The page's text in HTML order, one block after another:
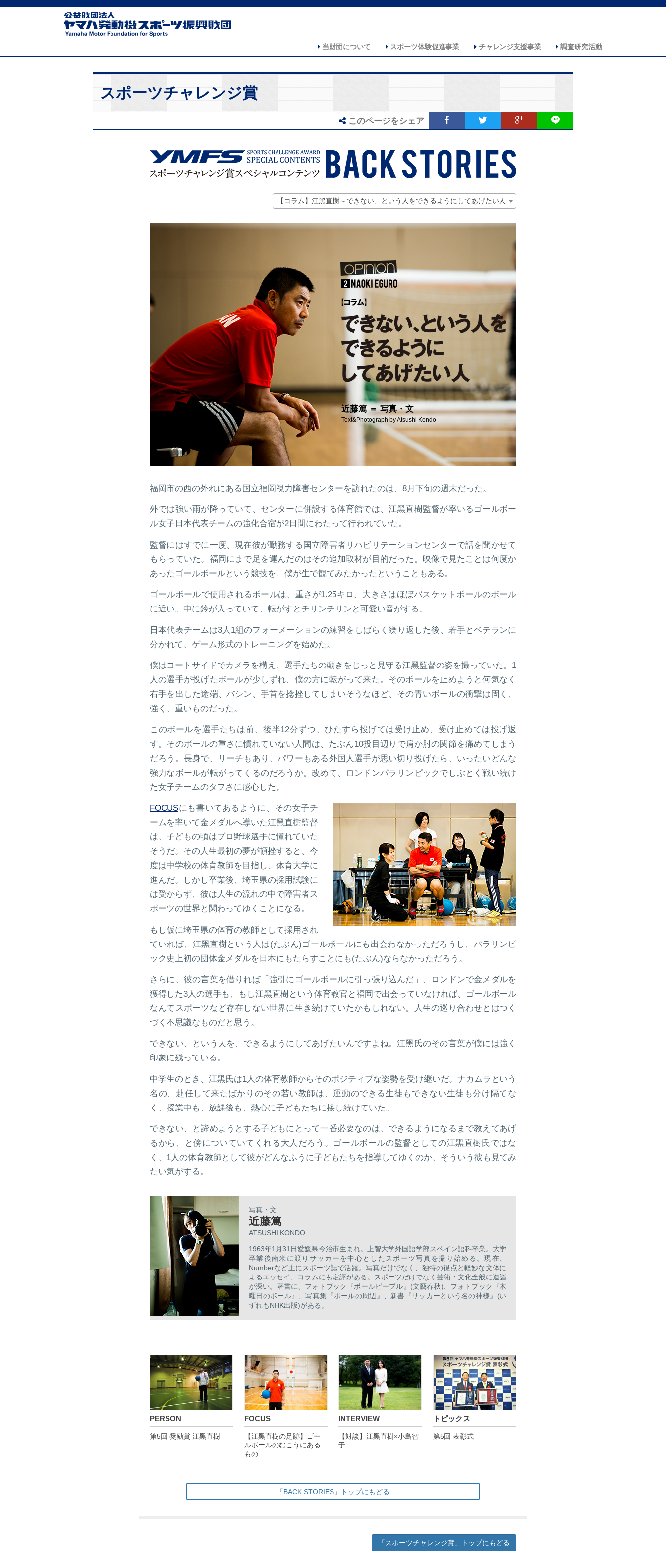
当財団について スポーツ体験促進事業 チャレンジ支援事業 調査研究活動
スポーツチャレンジ賞
このページをシェア
【コラム】江黑直樹～できない、という人をできるようにしてあげたい人
近藤篤 ＝ 写真・文
Text&Photograph by Atsushi Kondo
福岡市の西の外れにある国立福岡視力障害センターを訪れたのは、8月下旬の週末だった。
外では強い雨が降っていて、センターに併設する体育館では、江黑直樹監督が率いるゴールボー
ル女子日本代表チームの強化合宿が2日間にわたって行われていた。
監督にはすでに一度、現在彼が勤務する国立障害者リハビリテーションセンターで話を聞かせて
もらっていた。福岡にまで足を運んだのはその追加取材が目的だった。映像で見たことは何度か
あったゴールボールという競技を、僕が生で観てみたかったということもある。
ゴールボールで使用されるボールは、重さが1.25キロ、大きさはほぼバスケットボールのボール
に近い。中に鈴が入っていて、転がすとチリンチリンと可愛い音がする。
日本代表チームは3人1組のフォーメーションの練習をしばらく繰り返した後、若手とベテランに
分かれて、ゲーム形式のトレーニングを始めた。
僕はコートサイドでカメラを構え、選手たちの動きをじっと見守る江黑監督の姿を撮っていた。1
人の選手が投げたボールが少しずれ、僕の方に転がって来た。そのボールを止めようと何気なく
右手を出した途端、バシン、手首を捻挫してしまいそうなほど、その青いボールの衝撃は固く、
強く、重いものだった。
このボールを選手たちは前、後半12分ずつ、ひたすら投げては受け止め、受け止めては投げ返
す。そのボールの重さに慣れていない人間は、たぶん10投目辺りで肩か肘の関節を痛めてしまう
だろう。長身で、リーチもあり、パワーもある外国人選手が思い切り投げたら、いったいどんな
強力なボールが転がってくるのだろうか。改めて、ロンドンパラリンピックでしぶとく戦い続け
た女子チームのタフさに感心した。
FOCUSにも書いてあるように、その女子チ
ームを率いて金メダルへ導いた江黑直樹監督
は、子どもの頃はプロ野球選手に憧れていた
そうだ。その人生最初の夢が頓挫すると、今
度は中学校の体育教師を目指し、体育大学に
進んだ。しかし卒業後、埼玉県の採用試験に
は受からず、彼は人生の流れの中で障害者ス
ポーツの世界と関わってゆくことになる。
もし仮に埼玉県の体育の教師として採用され
ていれば、江黑直樹という人は(たぶん)ゴールボールにも出会わなかっただろうし、パラリンピ
ック史上初の団体金メダルを日本にもたらすことにも(たぶん)ならなかっただろう。
さらに、彼の言葉を借りれば「強引にゴールボールに引っ張り込んだ」、ロンドンで金メダルを
獲得した3人の選手も、もし江黑直樹という体育教官と福岡で出会っていなければ、ゴールボール
なんてスポーツなど存在しない世界に生き続けていたかもしれない。人生の巡り合わせとはつく
づく不思議なものだと思う。
できない、という人を、できるようにしてあげたいんですよね。江黑氏のその言葉が僕には強く
印象に残っている。
中学生のとき、江黑氏は1人の体育教師からそのポジティブな姿勢を受け継いだ。ナカムラという
名の、赴任して来たばかりのその若い教師は、運動のできる生徒もできない生徒も分け隔てな
く、授業中も、放課後も、熱心に子どもたちに接し続けていた。
できない、と諦めようとする子どもにとって一番必要なのは、できるようになるまで教えてあげ
るから、と傍についていてくれる大人だろう。ゴールボールの監督としての江黑直樹氏ではな
く、1人の体育教師として彼がどんなふうに子どもたちを指導してゆくのか、そういう彼も見てみ
たい気がする。
写真・文
近藤篤
ATSUSHI KONDO
1963年1月31日愛媛県今治市生まれ。上智大学外国語学部スペイン語科卒業。大学
卒業後南米に渡りサッカーを中心としたスポーツ写真を撮り始める。現在、
Numberなど主にスポーツ誌で活躍。写真だけでなく、独特の視点と軽妙な文体に
よるエッセイ、コラムにも定評がある。スポーツだけでなく芸術・文化全般に造詣
が深い。著書に、フォトブック『ボールピープル』(文藝春秋)、フォトブック『木
曜日のボール』、写真集『ボールの周辺』、新書『サッカーという名の神様』(い
ずれもNHK出版)がある。
PERSON
第5回 奨励賞 江黑直樹
FOCUS
【江黑直樹の足跡】ゴー
ルボールのむこうにある
もの
INTERVIEW
【対談】江黑直樹×小島智
子
トピックス
第5回 表彰式
「BACK STORIES」トップにもどる
「スポーツチャレンジ賞」トップにもどる